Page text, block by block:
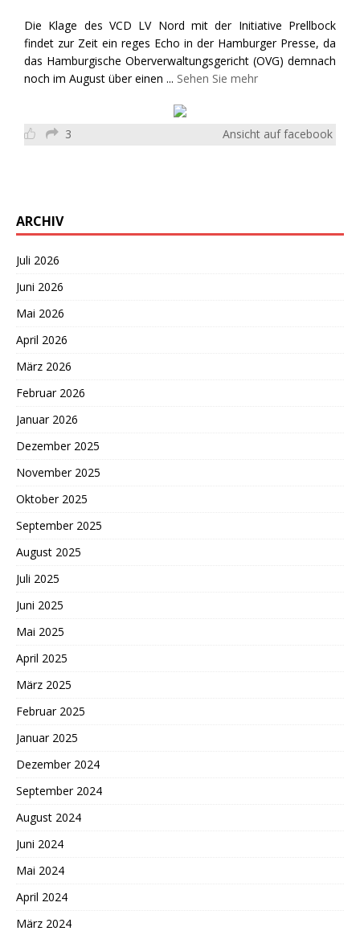
Die Klage des VCD LV Nord mit der Initiative Prellbock
findet zur Zeit ein reges Echo in der Hamburger Presse, da
das Hamburgische Oberverwaltungsgericht (OVG) demnach
noch im August über einen ... Sehen Sie mehr
3 Ansicht auf facebook
ARCHIV
Juli 2026
Juni 2026
Mai 2026
April 2026
März 2026
Februar 2026
Januar 2026
Dezember 2025
November 2025
Oktober 2025
September 2025
August 2025
Juli 2025
Juni 2025
Mai 2025
April 2025
März 2025
Februar 2025
Januar 2025
Dezember 2024
September 2024
August 2024
Juni 2024
Mai 2024
April 2024
März 2024